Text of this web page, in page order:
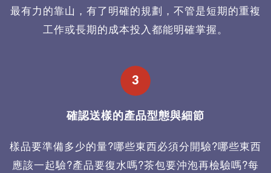
最有力的靠山，有了明確的規劃，不管是短期的重複
工作或長期的成本投入都能明確掌握。
3
確認送樣的產品型態與細節
樣品要準備多少的量?哪些東西必須分開驗?哪些東西
應該一起驗?產品要復水嗎?茶包要沖泡再檢驗嗎?每